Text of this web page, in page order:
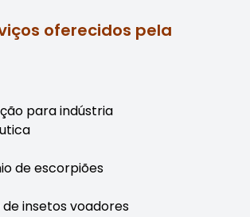
oferecidos pela
para indústria
de escorpiões
insetos voadores